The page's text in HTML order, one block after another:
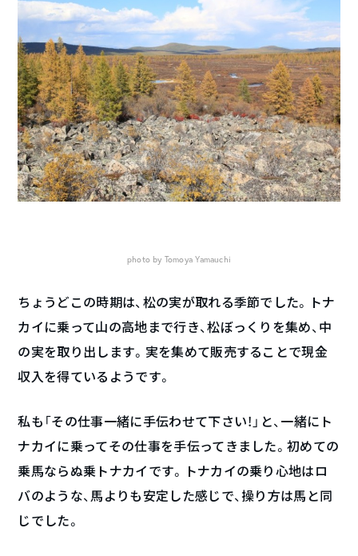
photo by Tomoya Yamauchi
ちょうどこの時期は、松の実が取れる季節でした。トナ
カイに乗って山の高地まで行き、松ぼっくりを集め、中
の実を取り出します。実を集めて販売することで現金
収入を得ているようです。
私も「その仕事一緒に手伝わせて下さい！」と、一緒にト
ナカイに乗ってその仕事を手伝ってきました。初めての
乗馬ならぬ乗トナカイです。トナカイの乗り心地はロ
バのような、馬よりも安定した感じで、操り方は馬と同
じでした。